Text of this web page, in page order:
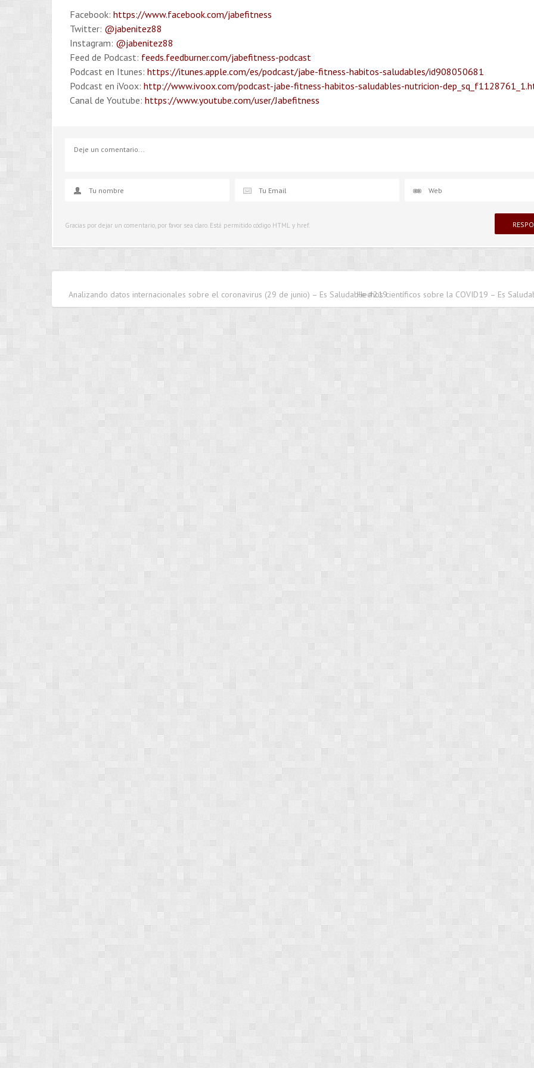
Facebook: https://www.facebook.com/jabefitness
Twitter: @jabenitez88
Instagram: @jabenitez88
Feed de Podcast: feeds.feedburner.com/jabefitness-podcast
Podcast en Itunes: https://itunes.apple.com/es/podcast/jabe-fitness-habitos-saludables/id908050681
Podcast en iVoox: http://www.ivoox.com/podcast-jabe-fitness-habitos-saludables-nutricion-
Canal de Youtube: https://www.youtube.com/user/Jabefitness
Gracias por dejar un comentario, por favor sea claro. Está permitido código HTML y href.
Analizando datos internacionales sobre el coronavirus (29 de junio) – Es Saludable #219Hechos científicos sobre la COVID19 – Es